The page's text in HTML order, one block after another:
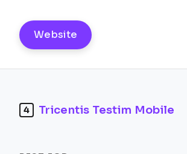
Website
4 Tricentis Testim Mobile